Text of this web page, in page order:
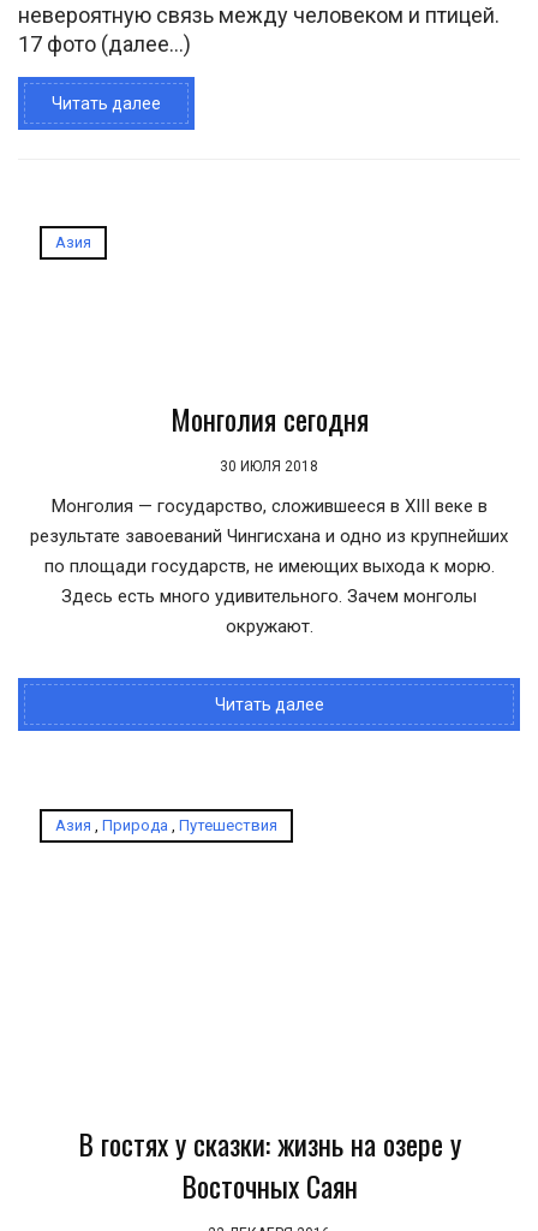
невероятную связь между человеком и птицей.
17 фото (далее…)
Читать далее
Азия
Монголия сегодня
30 ИЮЛЯ 2018
Монголия — государство, сложившееся в XIII веке в
результате завоеваний Чингисхана и одно из крупнейших
по площади государств, не имеющих выхода к морю.
Здесь есть много удивительного. Зачем монголы
окружают.
Читать далее
Азия , Природа , Путешествия
В гостях у сказки: жизнь на озере у
Восточных Саян